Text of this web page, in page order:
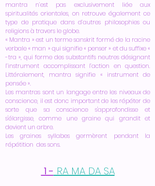
mantra n’est pas exclusivement liée aux
spiritualités orientales, on retrouve également ce
type de pratique dans d’autres philosophies ou
religions à travers le globe.
« Mantra » est un terme sanskrit formé de la racine
verbale « man » qui signifie « penser » et du suffixe «
-tra », qui forme des substantifs neutres désignant
l’instrument accomplissant l’action en question.
Littéralement, mantra signifie « instrument de
pensée ».
Les mantras sont un langage entre les niveaux de
conscience, il est donc important de les répéter de
sorte que sa conscience s'approfondisse et
s'élargisse, comme une graine qui grandit et
devient un arbre.
Les graines syllabes germèrent pendant la
répétition des sons.
1 - RA MA DA SA